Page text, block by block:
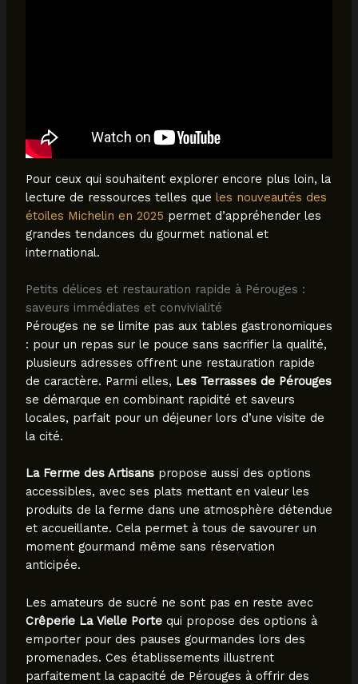
Pour ceux qui souhaitent explorer encore plus loin, la
lecture de ressources telles que les nouveautés des
étoiles Michelin en 2025 permet d’appréhender les
grandes tendances du gourmet national et
international.
Petits délices et restauration rapide à Pérouges :
saveurs immédiates et convivialité
Pérouges ne se limite pas aux tables gastronomiques
: pour un repas sur le pouce sans sacrifier la qualité,
plusieurs adresses offrent une restauration rapide
de caractère. Parmi elles, Les Terrasses de Pérouges
se démarque en combinant rapidité et saveurs
locales, parfait pour un déjeuner lors d’une visite de
la cité.
La Ferme des Artisanspropose aussi des options
accessibles, avec ses plats mettant en valeur les
produits de la ferme dans une atmosphère détendue
et accueillante. Cela permet à tous de savourer un
moment gourmand même sans réservation
anticipée.
Les amateurs de sucré ne sont pas en reste avec
Crêperie La Vielle Portequi propose des options à
emporter pour des pauses gourmandes lors des
promenades. Ces établissements illustrent
parfaitement la capacité de Pérouges à offrir des